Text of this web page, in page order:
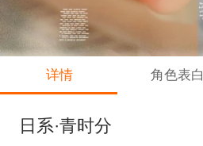
详情 角色表白
日系·青时分